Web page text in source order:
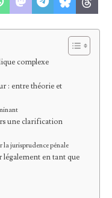
complexe
: entre théorie et
une clarification
la jurisprudence pénale
légalement en tant que